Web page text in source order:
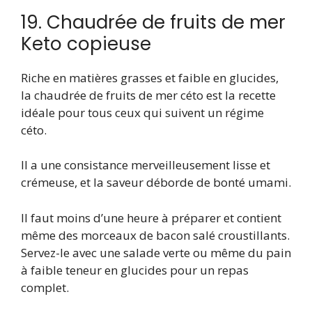
19. Chaudrée de fruits de mer
Keto copieuse
Riche en matières grasses et faible en glucides,
la chaudrée de fruits de mer céto est la recette
idéale pour tous ceux qui suivent un régime
céto.
Il a une consistance merveilleusement lisse et
crémeuse, et la saveur déborde de bonté umami.
Il faut moins d’une heure à préparer et contient
même des morceaux de bacon salé croustillants.
Servez-le avec une salade verte ou même du pain
à faible teneur en glucides pour un repas
complet.